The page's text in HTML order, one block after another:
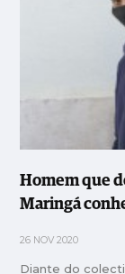
Homem que
Maringá
26 NOV 2020
Diante do